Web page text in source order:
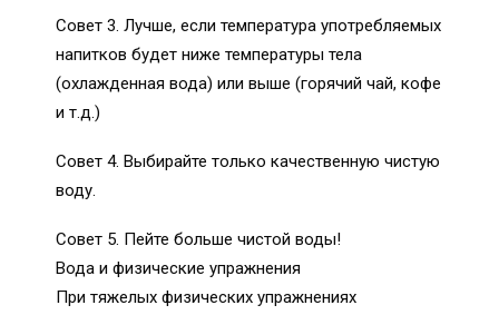
Совет 3. Лучше, если температура употребляемых
напитков будет ниже температуры тела
(охлажденная вода) или выше (горячий чай, кофе
и т.д.)
Совет 4. Выбирайте только качественную чистую
воду.
Совет 5. Пейте больше чистой воды!
Вода и физические упражнения
При тяжелых физических упражнениях